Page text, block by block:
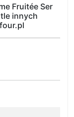
Fruitée Ser
innych